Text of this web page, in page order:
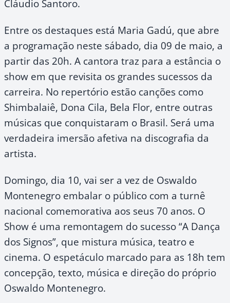
Cláudio Santoro.
Entre os destaques está Maria Gadú, que abre
a programação neste sábado, dia 09 de maio, a
partir das 20h. A cantora traz para a estância o
show em que revisita os grandes sucessos da
carreira. No repertório estão canções como
Shimbalaiê, Dona Cila, Bela Flor, entre outras
músicas que conquistaram o Brasil. Será uma
verdadeira imersão afetiva na discografia da
artista.
Domingo, dia 10, vai ser a vez de Oswaldo
Montenegro embalar o público com a turnê
nacional comemorativa aos seus 70 anos. O
Show é uma remontagem do sucesso “A Dança
dos Signos”, que mistura música, teatro e
cinema. O espetáculo marcado para as 18h tem
concepção, texto, música e direção do próprio
Oswaldo Montenegro.